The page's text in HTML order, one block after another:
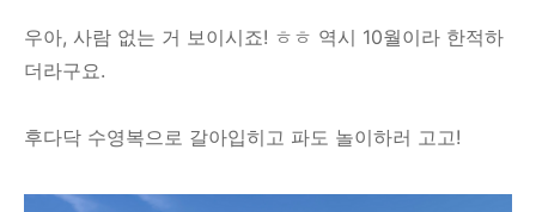
우아, 사람 없는 거 보이시죠! ㅎㅎ 역시 10월이라 한적하
더라구요.
후다닥 수영복으로 갈아입히고 파도 놀이하러 고고!